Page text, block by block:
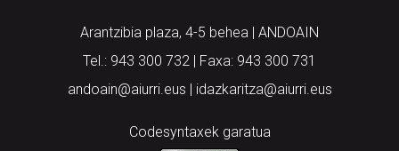
Arantzibia plaza, 4-5 behea | ANDOAIN
Tel.: 943 300 732 | Faxa: 943 300 731
andoain@aiurri.eus | idazkaritza@aiurri.eus
Codesyntaxek garatua